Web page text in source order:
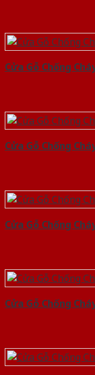
Cửa Gỗ Chống
Cửa Gỗ Chống
Cửa Gỗ Chống
Cửa Gỗ Chống